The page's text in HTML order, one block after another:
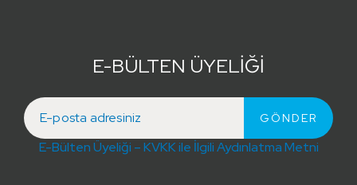
E-BÜLTEN ÜYELİĞİ
E-Bülten Üyeliği – KVKK ile İlgili Aydınlatma Metni